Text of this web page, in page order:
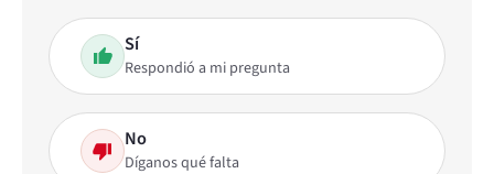
Sí
Respondió a mi pregunta
No
Díganos qué falta